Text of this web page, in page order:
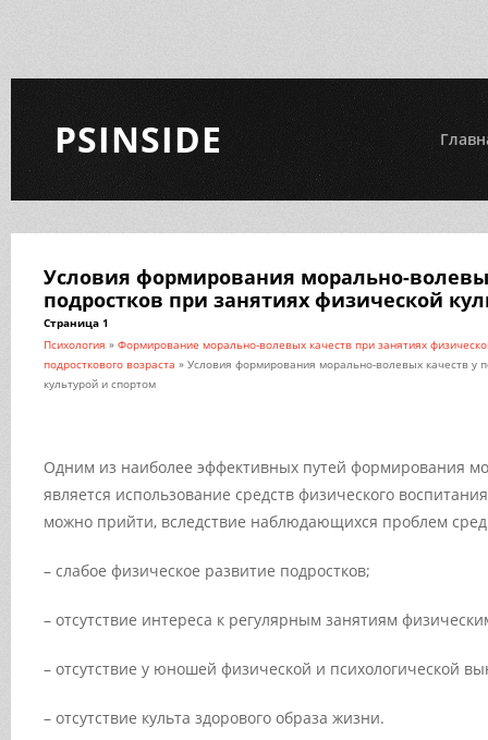
PSINSIDE
Условия формирования морально-
подростков при занятиях физической
Страница 1
Психология » Формирование морально-волевых качеств при занятиях
подросткового возраста » Условия формирования морально-волевых качеств у
культурой и спортом
Одним из наиболее эффективных путей формирования
является использование средств физического
можно прийти, вследствие наблюдающихся проблем
– слабое физическое развитие подростков;
– отсутствие интереса к регулярным занятиям
– отсутствие у юношей физической и психологической
– отсутствие культа здорового образа жизни.